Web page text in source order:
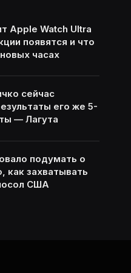
Apple Watch Ultra
появятся и что
часах
сейчас
его же 5-
— Лагута
подумать о
как захватывать
США